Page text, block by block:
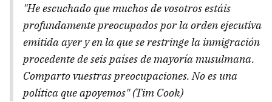
"He escuchado que muchos de vosotros estáis
profundamente preocupados por la orden ejecutiva
emitida ayer y en la que se restringe la inmigración
procedente de seis países de mayoría musulmana.
Comparto vuestras preocupaciones. No es una
política que apoyemos" (Tim Cook)